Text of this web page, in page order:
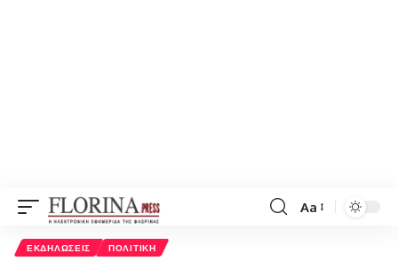
Font
Aa
ΕΚΔΗΛΏΣΕΙΣ ΠΟΛΙΤΙΚΉ